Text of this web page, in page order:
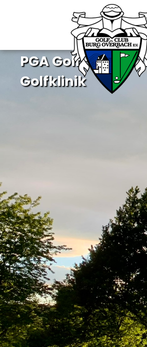
Golfschule, Physiotherapie und
PGA Golfschule &
Golfklinik